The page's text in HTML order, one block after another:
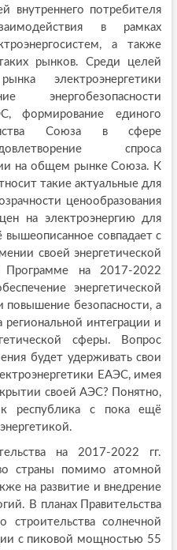
внутреннего потребителя
в рамках
а также
рынков. Среди целей
электроэнергетики
энергобезопасности
формирование единого
Союза в сфере
спроса
на общем рынке Союза. К
такие актуальные для
ценообразования
на электроэнергию для
совпадает с
своей энергетической
на 2017-2022
энергетической
повышение безопасности, а
интеграции и
сферы. Вопрос
будет удерживать свои
ЕАЭС, имея
своей АЭС? Понятно,
республика с пока ещё
на 2017-2022 гг.
страны помимо атомной
на развитие и внедрение
В планах Правительства
строительства солнечной
с пиковой мощностью 55